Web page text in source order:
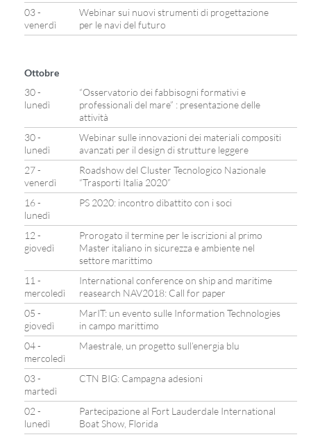
03 -
venerdì
Webinar sui nuovi strumenti di progettazione
per le navi del futuro
Ottobre
30 -
lunedì
“Osservatorio dei fabbisogni formativi e
professionali del mare” : presentazione delle
attività
30 -
lunedì
Webinar sulle innovazioni dei materiali compositi
avanzati per il design di strutture leggere
27 -
venerdì
Roadshow del Cluster Tecnologico Nazionale
“Trasporti Italia 2020”
16 -
lunedì
PS 2020: incontro dibattito con i soci
12 -
giovedì
Prorogato il termine per le iscrizioni al primo
Master italiano in sicurezza e ambiente nel
settore marittimo
11 -
mercoledì
International conference on ship and maritime
reasearch NAV2018: Call for paper
05 -
giovedì
MarIT: un evento sulle Information Technologies
in campo marittimo
04 -
mercoledì
Maestrale, un progetto sull’energia blu
03 -
martedì
CTN BIG: Campagna adesioni
02 -
lunedì
Partecipazione al Fort Lauderdale International
Boat Show, Florida